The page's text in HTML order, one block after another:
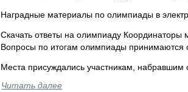
Наградные материалы по олимпиады в
Скачать ответы на олимпиаду Координаторы
Вопросы по итогам олимпиады принимаются
Места присуждались участникам,
Читать далее